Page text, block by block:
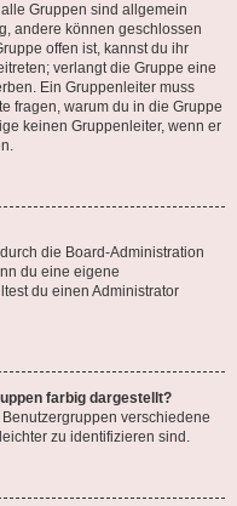
Gruppen sind allgemein
andere können geschlossen
offen ist, kannst du ihr
verlangt die Gruppe eine
Ein Gruppenleiter muss
fragen, warum du in die Gruppe
keinen Gruppenleiter, wenn er
die Board-Administration
du eine eigene
du einen Administrator
farbig dargestellt?
verschiedene
zu identifizieren sind.